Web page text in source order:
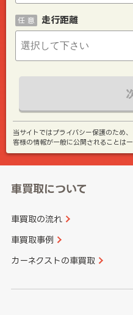
走行距離
任 意
当サイトではプライバシー保護のため
客様の情報が一般に公開されることは
車買取について
車買取の流れ
車買取事例
カーネクストの車買取